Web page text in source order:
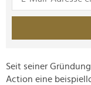
Seit seiner
Action eine